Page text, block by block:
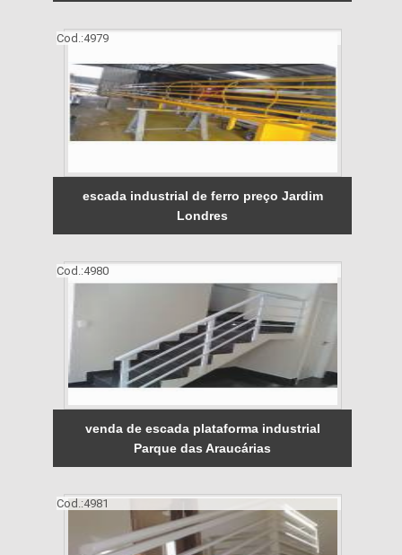
Cod.:4979
escada industrial de ferro preço Jardim
Londres
Cod.:4980
venda de escada plataforma industrial
Parque das Araucárias
Cod.:4981